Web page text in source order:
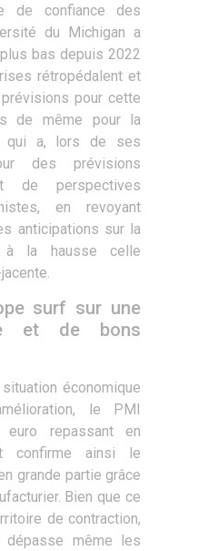
de confiance des
du Michigan a
bas depuis 2022
rétropédalent et
pour cette
de même pour la
qui a, lors de ses
des prévisions
de perspectives
en revoyant
anticipations sur la
la hausse celle
surf sur une
et de bons
économique
le PMI
repassant en
confirme ainsi le
grande partie grâce
Bien que ce
de contraction,
même les